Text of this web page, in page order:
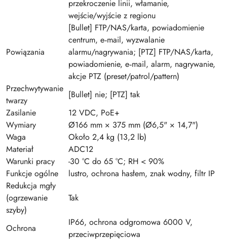
przekroczenie linii, włamanie,
wejście/wyjście z regionu
Powiązania
[Bullet] FTP/NAS/karta, powiadomienie
centrum, e‑mail, wyzwalanie
alarmu/nagrywania; [PTZ] FTP/NAS/karta,
powiadomienie, e‑mail, alarm, nagrywanie,
akcje PTZ (preset/patrol/pattern)
Przechwytywanie
twarzy
[Bullet] nie; [PTZ] tak
Zasilanie
12 VDC, PoE+
Wymiary
Ø166 mm × 375 mm (Ø6,5" × 14,7")
Waga
Około 2,4 kg (13,2 lb)
Materiał
ADC12
Warunki pracy
-30 °C do 65 °C; RH < 90%
Funkcje ogólne
lustro, ochrona hasłem, znak wodny, filtr IP
Redukcja mgły
(ogrzewanie
szyby)
Tak
Ochrona
IP66, ochrona odgromowa 6000 V,
przeciwprzepięciowa